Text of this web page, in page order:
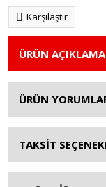
Karşılaştır
ÜRÜN
ÜRÜN
TAKSİT